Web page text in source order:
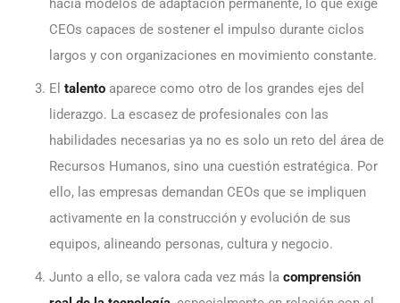
hacia modelos de adaptación permanente, lo que exige
CEOs capaces de sostener el impulso durante ciclos
largos y con organizaciones en movimiento constante.
El talento aparece como otro de los grandes ejes del
liderazgo. La escasez de profesionales con las
habilidades necesarias ya no es solo un reto del área de
Recursos Humanos, sino una cuestión estratégica. Por
ello, las empresas demandan CEOs que se impliquen
activamente en la construcción y evolución de sus
equipos, alineando personas, cultura y negocio.
Junto a ello, se valora cada vez más la comprensión